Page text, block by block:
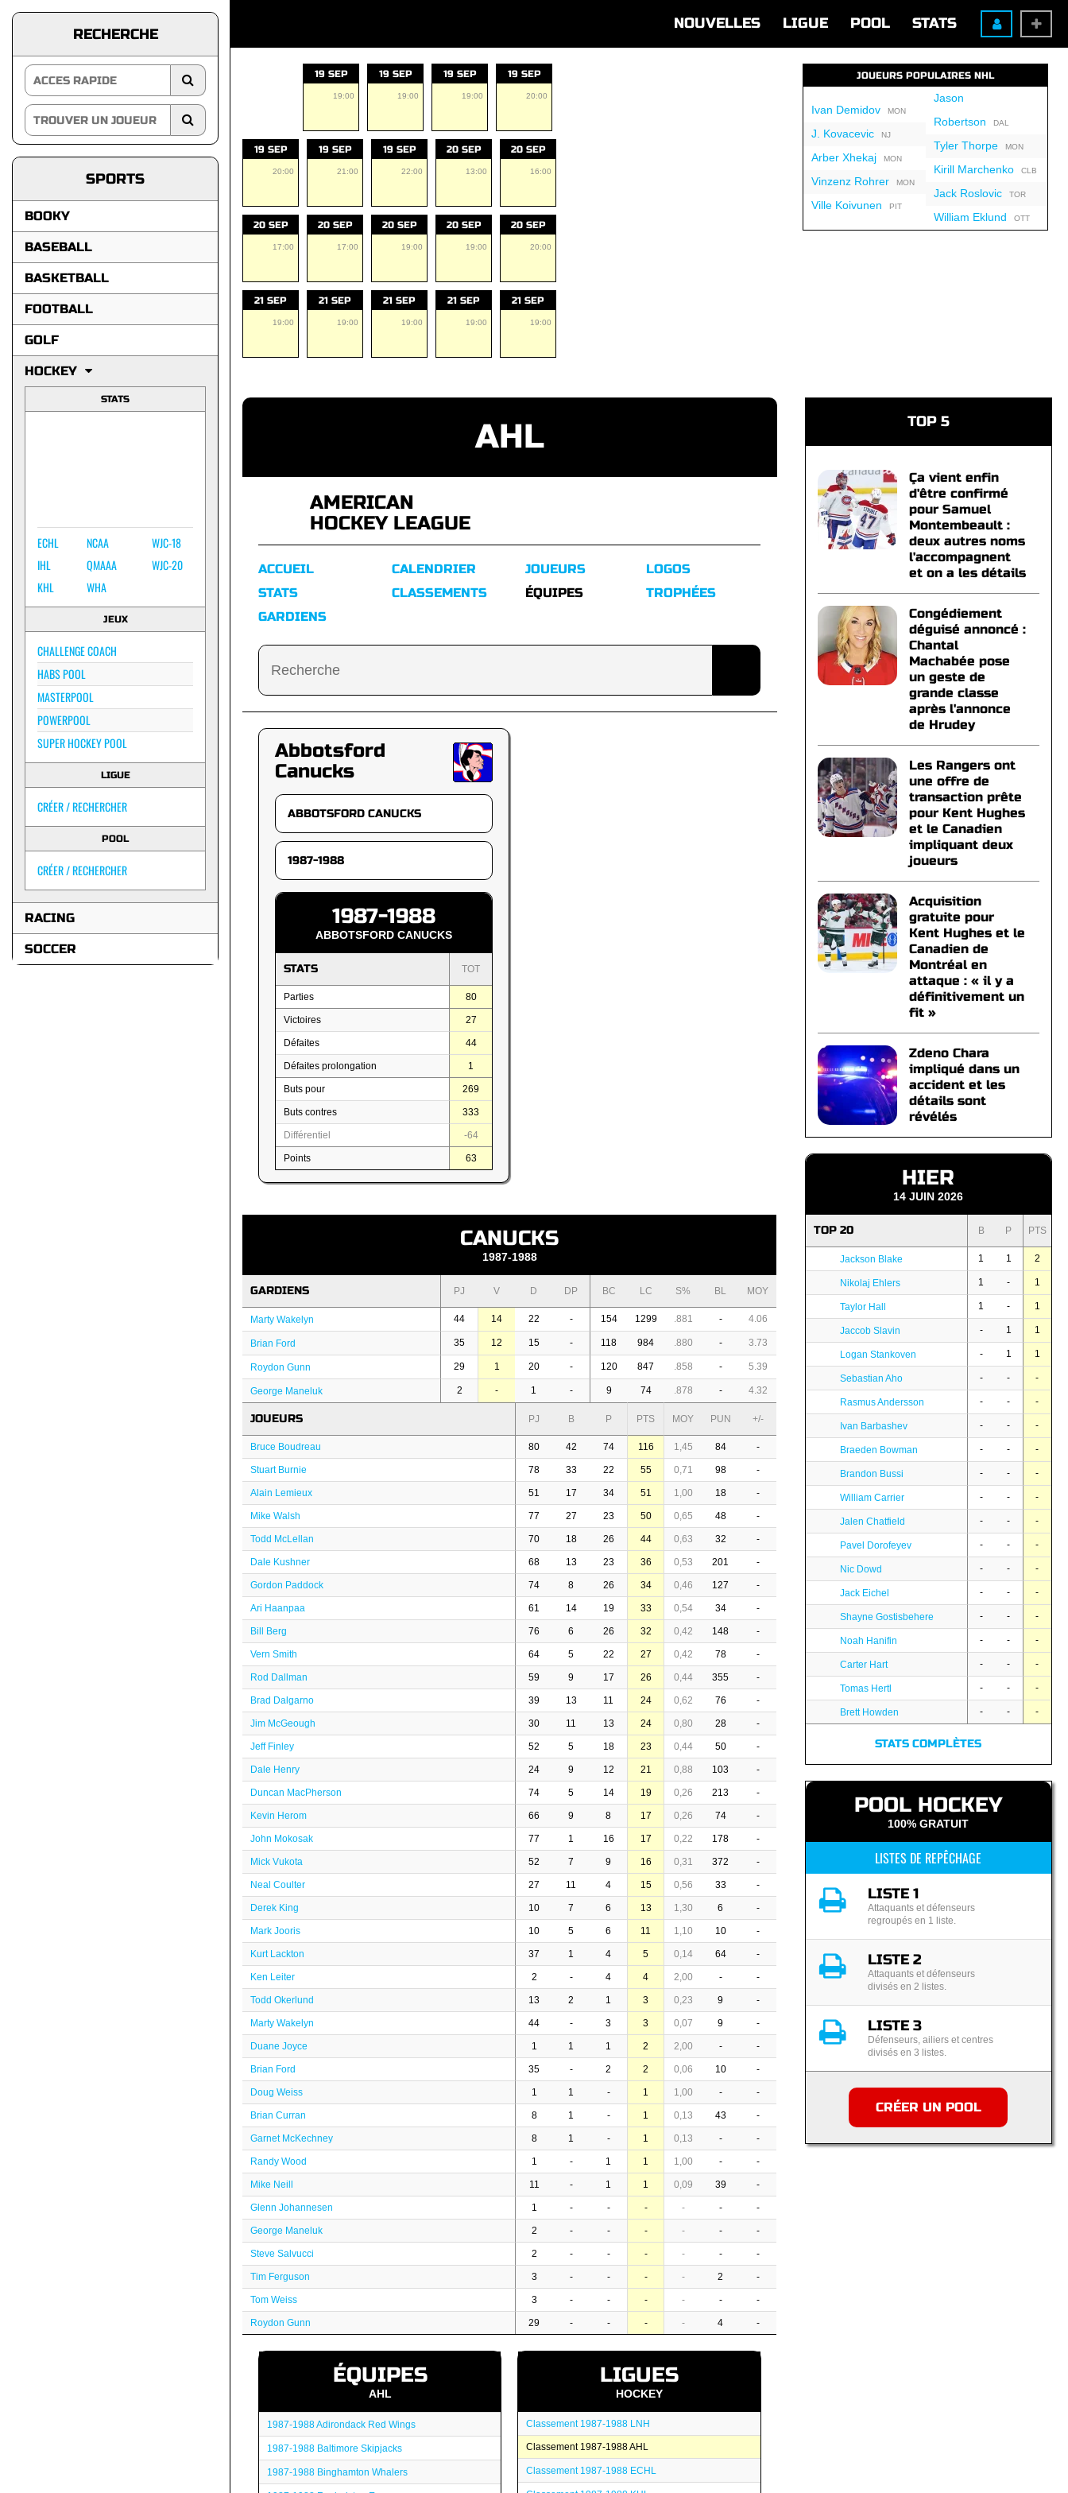
NOUVELLES LIGUE POOL STATS
RECHERCHE
SPORTS
BOOKY
BASEBALL
BASKETBALL
FOOTBALL
GOLF
HOCKEY
STATS
ECHL
IHL
KHL
NCAA
QMAAA
WHA
WJC-18
WJC-20
JEUX
CHALLENGE COACH
HABS POOL
MASTERPOOL
POWERPOOL
SUPER HOCKEY POOL
LIGUE
CRÉER / RECHERCHER
POOL
CRÉER / RECHERCHER
RACING
SOCCER
19 SEP
19:00
19 SEP
19:00
19 SEP
19:00
19 SEP
20:00
19 SEP
20:00
19 SEP
21:00
19 SEP
22:00
20 SEP
13:00
20 SEP
16:00
20 SEP
17:00
20 SEP
17:00
20 SEP
19:00
20 SEP
19:00
20 SEP
20:00
21 SEP
19:00
21 SEP
19:00
21 SEP
19:00
21 SEP
19:00
21 SEP
19:00
JOUEURS POPULAIRES NHL
Ivan DemidovMON
J. KovacevicNJ
Arber XhekajMON
Vinzenz RohrerMON
Ville Koivunen PIT
Jason
Robertson DAL
Tyler ThorpeMON
Kirill MarchenkoCLB
Jack RoslovicTOR
William Eklund OTT
AHL
AMERICAN
HOCKEY LEAGUE
ACCUEIL
STATS
GARDIENS
CALENDRIER
CLASSEMENTS
JOUEURS
ÉQUIPES
LOGOS
TROPHÉES
Abbotsford
Canucks
1987-1988
ABBOTSFORD CANUCKS
STATS TOT
Parties 80
Victoires 27
Défaites 44
Défaites prolongation 1
Buts pour 269
Buts contres 333
Différentiel -64
Points 63
CANUCKS
1987-1988
GARDIENS PJ V D DP BC LC S% BL MOY
Marty Wakelyn 44 14 22 - 154 1299 .881 - 4.06
Brian Ford 35 12 15 - 118 984 .880 - 3.73
Roydon Gunn 29 1 20 - 120 847 .858 - 5.39
George Maneluk 2 - 1 - 9 74 .878 - 4.32
JOUEURS PJ B P PTS MOY PUN +/-
Bruce Boudreau 80 42 74 116 1,45 84 -
Stuart Burnie 78 33 22 55 0,71 98 -
Alain Lemieux 51 17 34 51 1,00 18 -
Mike Walsh 77 27 23 50 0,65 48 -
Todd McLellan 70 18 26 44 0,63 32 -
Dale Kushner 68 13 23 36 0,53 201 -
Gordon Paddock 74 8 26 34 0,46 127 -
Ari Haanpaa 61 14 19 33 0,54 34 -
Bill Berg 76 6 26 32 0,42 148 -
Vern Smith 64 5 22 27 0,42 78 -
Rod Dallman 59 9 17 26 0,44 355 -
Brad Dalgarno 39 13 11 24 0,62 76 -
Jim McGeough 30 11 13 24 0,80 28 -
Jeff Finley 52 5 18 23 0,44 50 -
Dale Henry 24 9 12 21 0,88 103 -
Duncan MacPherson 74 5 14 19 0,26 213 -
Kevin Herom 66 9 8 17 0,26 74 -
John Mokosak 77 1 16 17 0,22 178 -
Mick Vukota 52 7 9 16 0,31 372 -
Neal Coulter 27 11 4 15 0,56 33 -
Derek King 10 7 6 13 1,30 6 -
Mark Jooris 10 5 6 11 1,10 10 -
Kurt Lackton 37 1 4 5 0,14 64 -
Ken Leiter 2 - 4 4 2,00 - -
Todd Okerlund 13 2 1 3 0,23 9 -
Marty Wakelyn 44 - 3 3 0,07 9 -
Duane Joyce 1 1 1 2 2,00 - -
Brian Ford 35 - 2 2 0,06 10 -
Doug Weiss 1 1 - 1 1,00 - -
Brian Curran 8 1 - 1 0,13 43 -
Garnet McKechney 8 1 - 1 0,13 - -
Randy Wood 1 - 1 1 1,00 - -
Mike Neill 11 - 1 1 0,09 39 -
Glenn Johannesen 1 - - - - - -
George Maneluk 2 - - - - - -
Steve Salvucci 2 - - - - - -
Tim Ferguson 3 - - - - 2 -
Tom Weiss 3 - - - - - -
Roydon Gunn 29 - - - - 4 -
ÉQUIPES
AHL
1987-1988 Adirondack Red Wings
1987-1988 Baltimore Skipjacks
1987-1988 Binghamton Whalers
LIGUES
HOCKEY
Classement 1987-1988 LNH
Classement 1987-1988 AHL
Classement 1987-1988 ECHL
TOP 5
Ça vient enfin
d'être confirmé
pour Samuel
Montembeault :
deux autres noms
l'accompagnent
et on a les détails
Congédiement
déguisé annoncé :
Chantal
Machabée pose
un geste de
grande classe
après l'annonce
de Hrudey
Les Rangers ont
une offre de
transaction prête
pour Kent Hughes
et le Canadien
impliquant deux
joueurs
Acquisition
gratuite pour
Kent Hughes et le
Canadien de
Montréal en
attaque : « il y a
définitivement un
fit »
Zdeno Chara
impliqué dans un
accident et les
détails sont
révélés
HIER
14 JUIN 2026
TOP 20 B P PTS
Jackson Blake 1 1 2
Nikolaj Ehlers 1 - 1
Taylor Hall 1 - 1
Jaccob Slavin - 1 1
Logan Stankoven - 1 1
Sebastian Aho - - -
Rasmus Andersson - - -
Ivan Barbashev - - -
Braeden Bowman - - -
Brandon Bussi - - -
William Carrier - - -
Jalen Chatfield - - -
Pavel Dorofeyev - - -
Nic Dowd - - -
Jack Eichel - - -
Shayne Gostisbehere - - -
Noah Hanifin - - -
Carter Hart - - -
Tomas Hertl - - -
Brett Howden - - -
STATS COMPLÈTES
POOL HOCKEY
100% GRATUIT
LISTES DE REPÊCHAGE
LISTE 1
Attaquants et défenseurs
regroupés en 1 liste.
LISTE 2
Attaquants et défenseurs
divisés en 2 listes.
LISTE 3
Défenseurs, ailiers et centres
divisés en 3 listes.
CRÉER UN POOL